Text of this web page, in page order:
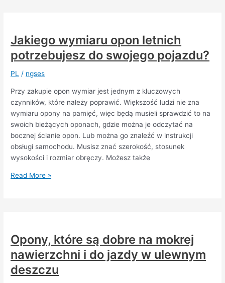
mogą
podróżować
samochodem
zamiast
samolotem?
Jakiego wymiaru opon letnich
potrzebujesz do swojego pojazdu?
PL / ngses
Przy zakupie opon wymiar jest jednym z kluczowych
czynników, które należy poprawić. Większość ludzi nie zna
wymiaru opony na pamięć, więc będą musieli sprawdzić to na
swoich bieżących oponach, gdzie można je odczytać na
bocznej ścianie opon. Lub można go znaleźć w instrukcji
obsługi samochodu. Musisz znać szerokość, stosunek
wysokości i rozmiar obręczy. Możesz także
Jakiego
swojego
pojazdu?
Read More »
Opony, które są dobre na mokrej
nawierzchni i do jazdy w ulewnym
deszczu